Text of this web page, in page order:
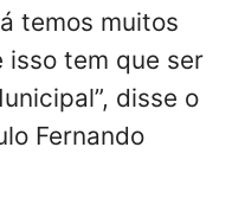
temos muitos
isso tem que ser
disse o
Fernando